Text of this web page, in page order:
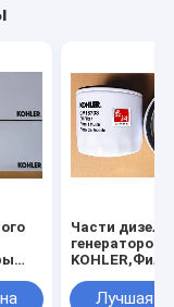
Части
генераторов
маслаЛучшая